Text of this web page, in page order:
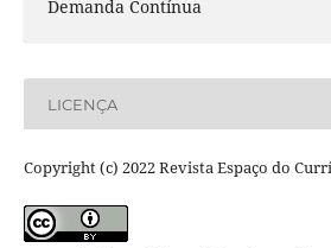
Demanda Contínua
LICENÇA
Copyright (c) 2022 Revista Espaço do